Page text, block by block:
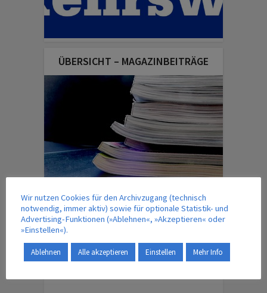
ÜBERSICHT – MAGAZINBEITRÄGE
IM VERLAG ERSCHEINT AUCH …
ENGLISH EDITION
Wir nutzen Cookies für den Archivzugang (technisch
notwendig, immer aktiv) sowie für optionale Statistik- und
Advertising-Funktionen (»Ablehnen«, »Akzeptieren« oder
»Einstellen«).
Ablehnen Alle akzeptieren Einstellen Mehr Info